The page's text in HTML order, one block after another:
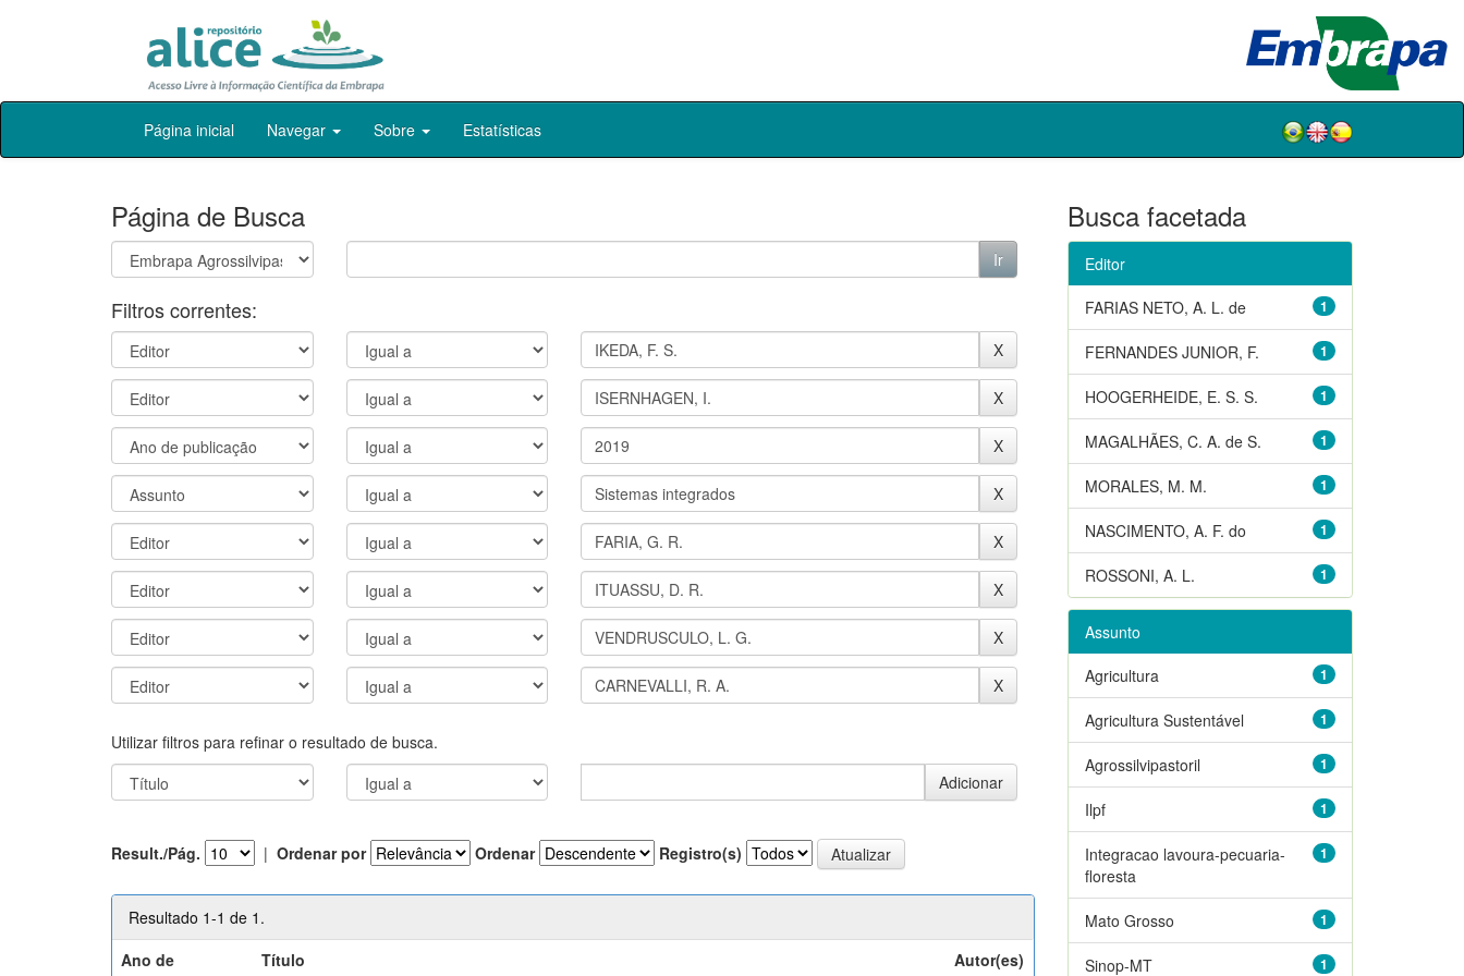
Skip
Página inicial Navegar Sobre Estatísticas
Página de Busca
Filtros correntes:
Utilizar filtros para refinar o resultado de busca.
Result./Pág. | Ordenar por Ordenar Registro(s)
Resultado 1-1 de 1.
Ano de
Título Autor(es)
Busca facetada
Editor
1
FARIAS NETO, A. L. de
1
FERNANDES JUNIOR, F.
1
HOOGERHEIDE, E. S. S.
1
MAGALHÃES, C. A. de S.
1
MORALES, M. M.
1
NASCIMENTO, A. F. do
1
ROSSONI, A. L.
Assunto
1
Agricultura
1
Agricultura Sustentável
1
Agrossilvipastoril
1
Ilpf
1
Integracao lavoura-pecuaria-
floresta
1
Mato Grosso
1
Sinop-MT